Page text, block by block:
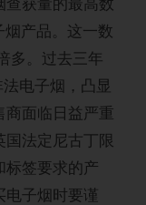
烟产品。这一数
多。过去三年
电子烟，凸显
商面临日益严重
法定尼古丁限
标签要求的产
子烟时要谨